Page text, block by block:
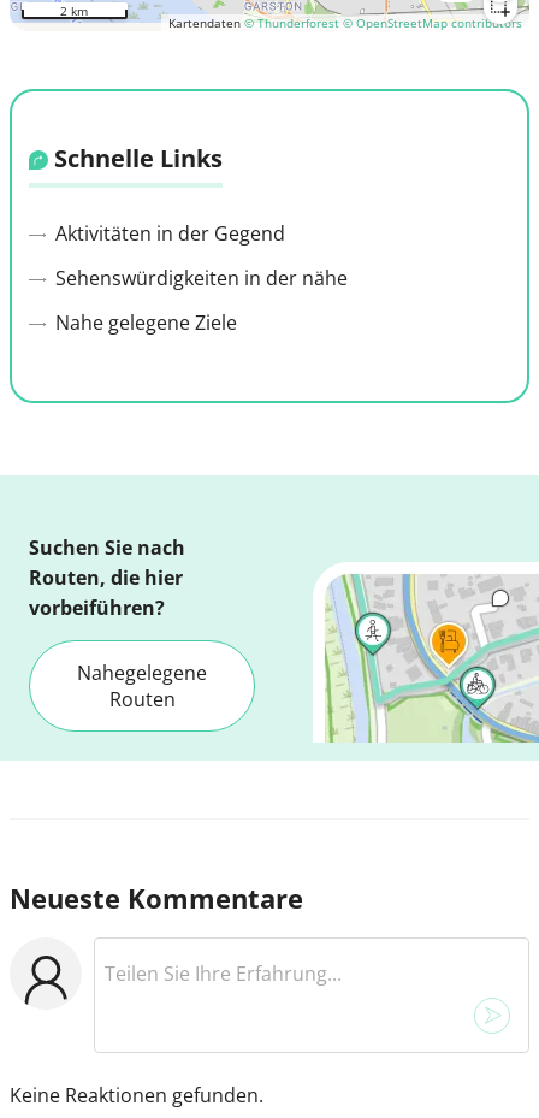
Kartendaten© Thunderforest © OpenStreetMap contributors
2 km
Schnelle Links
Aktivitäten in der Gegend
Sehenswürdigkeiten in der nähe
Nahe gelegene Ziele
Suchen Sie nach
Routen, die hier
vorbeiführen?
Nahegelegene
Routen
Neueste Kommentare
Keine Reaktionen gefunden.